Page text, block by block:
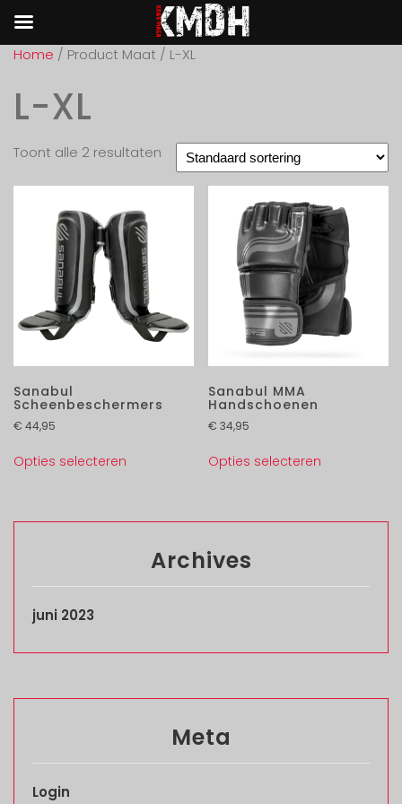
Home / Product Maat / L-XL
L-XL
Toont alle 2 resultaten
Sanabul
Scheenbeschermers
€ 44,95
Opties selecteren
Sanabul MMA
Handschoenen
€ 34,95
Opties selecteren
Archives
juni 2023
Meta
Login